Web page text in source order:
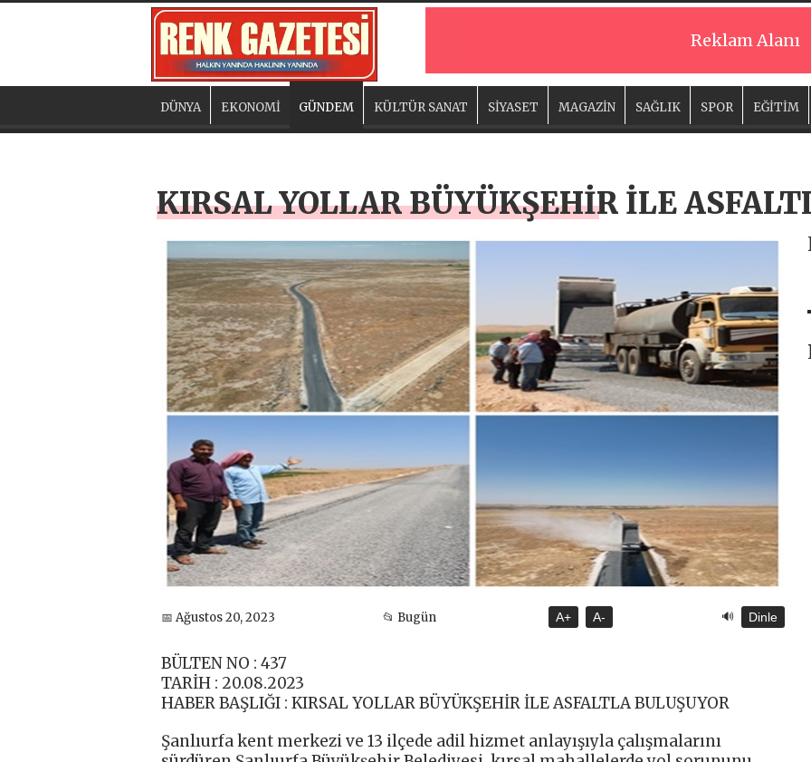
Reklam Alanı
DÜNYA EKONOMİ GÜNDEM KÜLTÜR SANAT SİYASET MAGAZİN SAĞLIK SPOR EĞİTİM
KIRSAL YOLLAR BÜYÜKŞEHİR İLE
📅 Ağustos 20, 2023 📂 Bugün A+ A- 🔊 Dinle
BÜLTEN NO : 437
TARİH : 20.08.2023
HABER BAŞLIĞI : KIRSAL YOLLAR BÜYÜKŞEHİR İLE ASFALTLA BULUŞUYOR
Şanlıurfa kent merkezi ve 13 ilçede adil hizmet anlayışıyla çalışmalarını